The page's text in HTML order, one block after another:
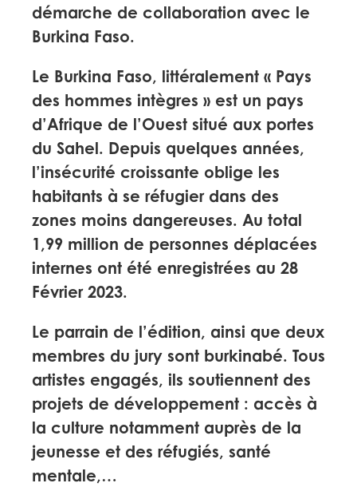
démarche de collaboration avec le
Burkina Faso.
Le Burkina Faso, littéralement « Pays
des hommes intègres » est un pays
d’Afrique de l’Ouest situé aux portes
du Sahel. Depuis quelques années,
l’insécurité croissante oblige les
habitants à se réfugier dans des
zones moins dangereuses. Au total
1,99 million de personnes déplacées
internes ont été enregistrées au 28
Février 2023.
Le parrain de l’édition, ainsi que deux
membres du jury sont burkinabé. Tous
artistes engagés, ils soutiennent des
projets de développement : accès à
la culture notamment auprès de la
jeunesse et des réfugiés, santé
mentale,…